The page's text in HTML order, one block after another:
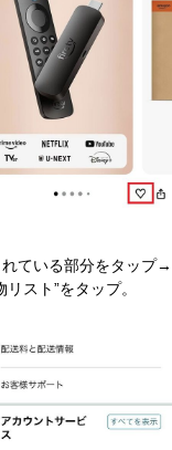
ている部分をタップ→
スト”をタップ。